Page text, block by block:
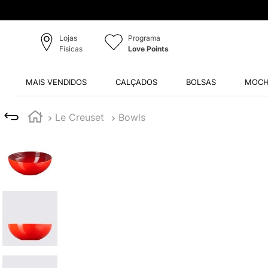
Lojas
Físicas
Programa
Love Points
MAIS VENDIDOS CALÇADOS BOLSAS
Le Creuset Bowls